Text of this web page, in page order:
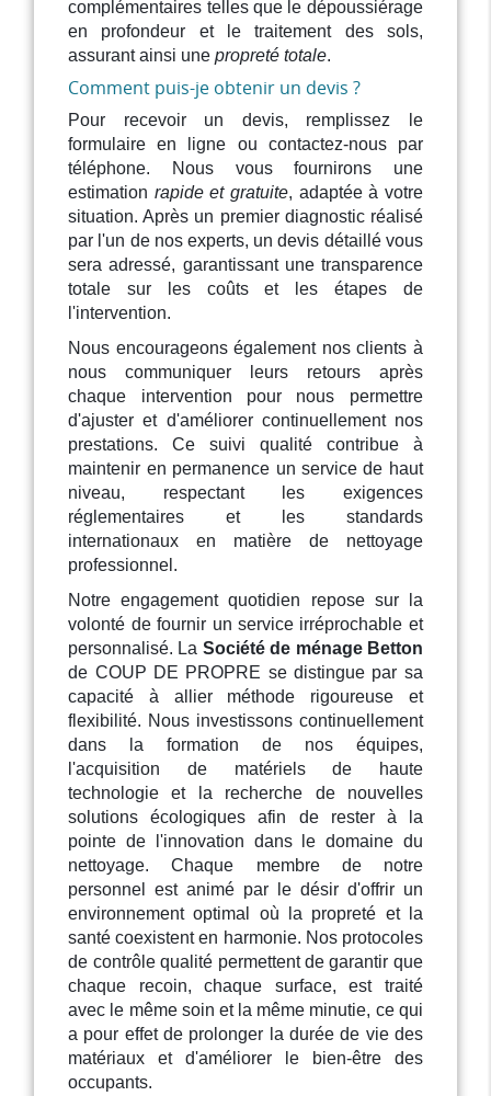
complémentaires telles que le dépoussiérage
en profondeur et le traitement des sols,
assurant ainsi unepropreté totale.
Comment puis-je obtenir un devis ?
Pour recevoir un devis, remplissez le
formulaire en ligne ou contactez-nous par
téléphone. Nous vous fournirons une
estimation rapide et gratuite, adaptée à votre
situation. Après un premier diagnostic réalisé
par l'un de nos experts, un devis détaillé vous
sera adressé, garantissant une transparence
totale sur les coûts et les étapes de
l'intervention.
Nous encourageons également nos clients à
nous communiquer leurs retours après
chaque intervention pour nous permettre
d'ajuster et d'améliorer continuellement nos
prestations. Ce suivi qualité contribue à
maintenir en permanence un service de haut
niveau, respectant les exigences
réglementaires et les standards
internationaux en matière de nettoyage
professionnel.
Notre engagement quotidien repose sur la
volonté de fournir un service irréprochable et
personnalisé. La Société de ménage Betton
de COUP DE PROPRE se distingue par sa
capacité à allier méthode rigoureuse et
flexibilité. Nous investissons continuellement
dans la formation de nos équipes,
l'acquisition de matériels de haute
technologie et la recherche de nouvelles
solutions écologiques afin de rester à la
pointe de l'innovation dans le domaine du
nettoyage. Chaque membre de notre
personnel est animé par le désir d'offrir un
environnement optimal où la propreté et la
santé coexistent en harmonie. Nos protocoles
de contrôle qualité permettent de garantir que
chaque recoin, chaque surface, est traité
avec le même soin et la même minutie, ce qui
a pour effet de prolonger la durée de vie des
matériaux et d'améliorer le bien-être des
occupants.